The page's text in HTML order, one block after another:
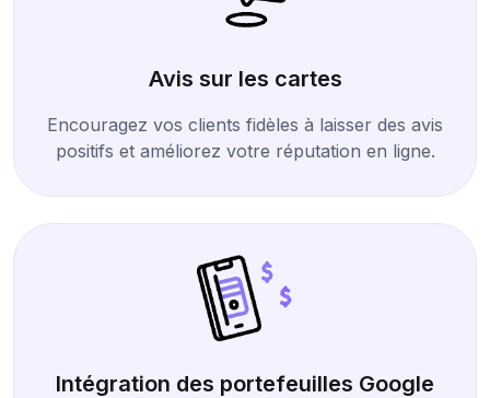
Avis sur les cartes
Encouragez vos clients fidèles à laisser des avis
positifs et améliorez votre réputation en ligne.
Intégration des portefeuilles Google